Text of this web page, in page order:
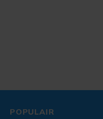
POPULAIR